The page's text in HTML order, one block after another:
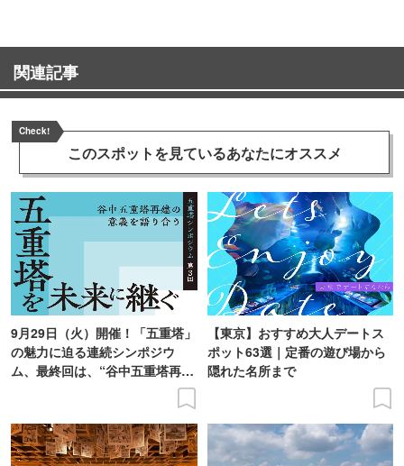
関連記事
Check!
このスポットを見ているあなたにオススメ
9月29日（火）開催！「五重塔」
の魅力に迫る連続シンポジウ
ム、最終回は、“谷中五重塔再建
【東京】おすすめ大人デートス
ポット63選｜定番の遊び場から
隠れた名所まで